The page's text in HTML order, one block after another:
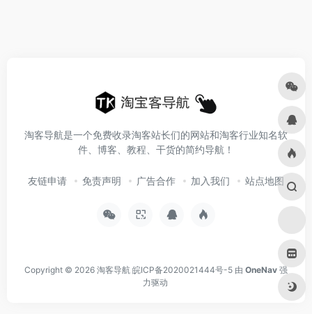
淘客导航是一个免费收录淘客站长们的网站和淘客行业知名软
件、博客、教程、干货的简约导航！
友链申请 免责声明 广告合作 加入我们 站点地图
Copyright © 2026 淘客导航 皖ICP备2020021444号-5 由 OneNav 强
力驱动